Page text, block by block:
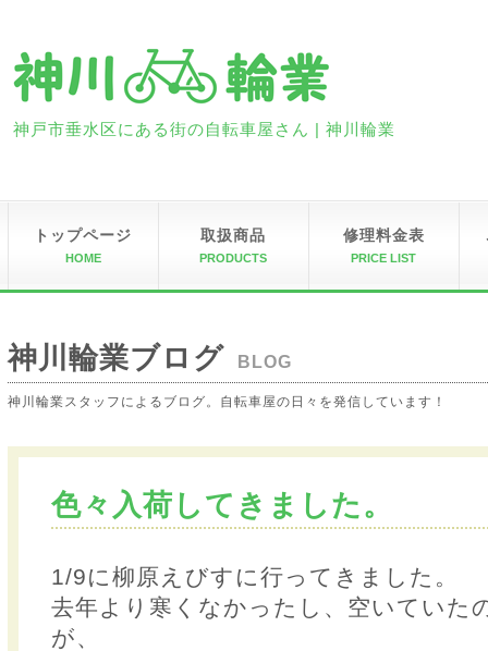
神戸市垂水区にある街の自転車屋さん | 神川輪業
トップページ
HOME
取扱商品
PRODUCTS
修理料金表
PRICE LIST
神川輪業ブログ BLOG
神川輪業スタッフによるブログ。自転車屋の日々を発信しています！
色々入荷してきました。
1/9に柳原えびすに行ってきました。
去年より寒くなかったし、空いていた
が、